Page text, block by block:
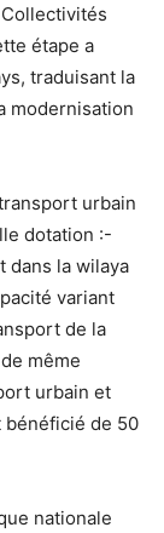
étape a
traduisant la
modernisation
urbain
dotation :-
dans la wilaya
variant
de la
même
urbain et
bénéficié de 50
nationale